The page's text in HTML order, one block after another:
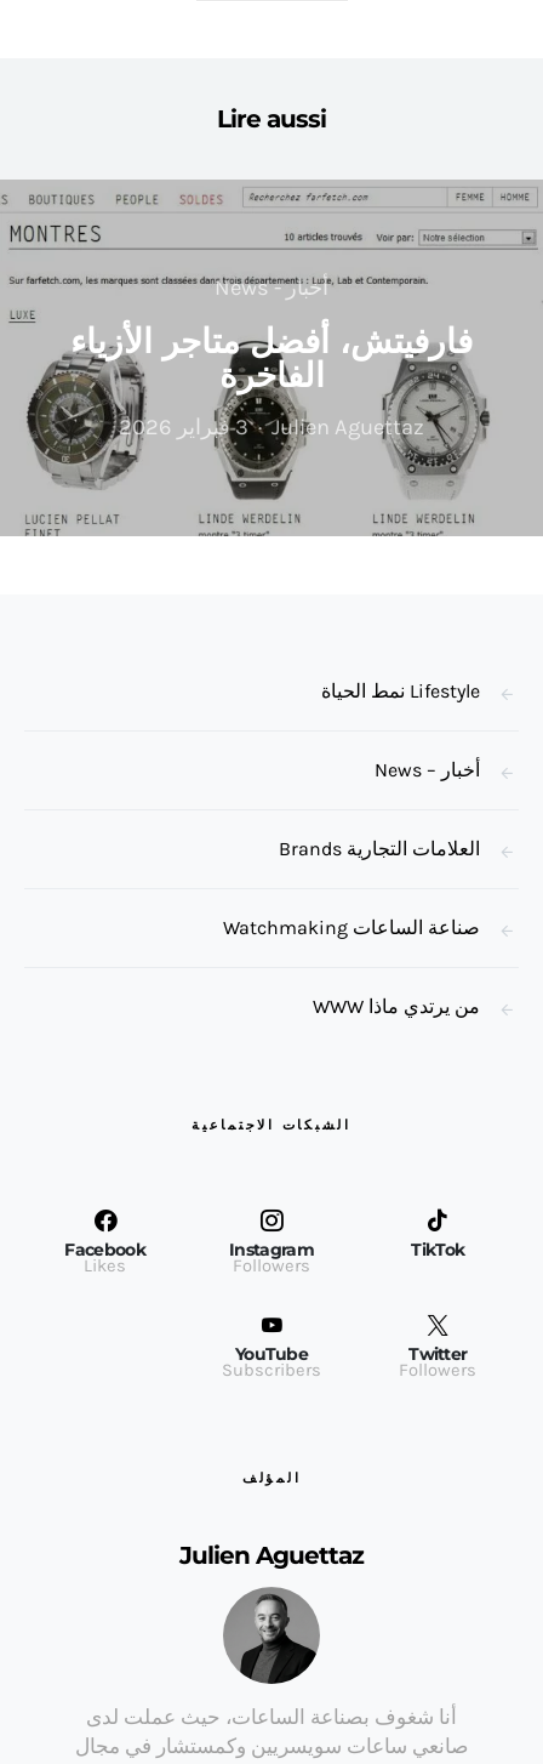
Lire aussi
أخبار - News
فارفيتش، أفضل متاجر الأزياء
الفاخرة
Julien Aguettaz 3 فبراير 2026
Lifestyle نمط الحياة
أخبار – News
العلامات التجارية Brands
صناعة الساعات Watchmaking
من يرتدي ماذا WWW
الشبكات الاجتماعية
TikTok
Instagram
Followers
Facebook
Likes
Twitter
Followers
YouTube
Subscribers
المؤلف
Julien Aguettaz
أنا شغوف بصناعة الساعات، حيث عملت لدى
صانعي ساعات سويسريين وكمستشار في مجال